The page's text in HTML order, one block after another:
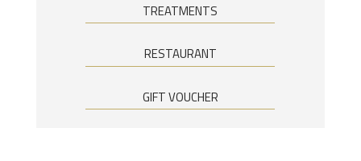
TREATMENTS
RESTAURANT
GIFT VOUCHER